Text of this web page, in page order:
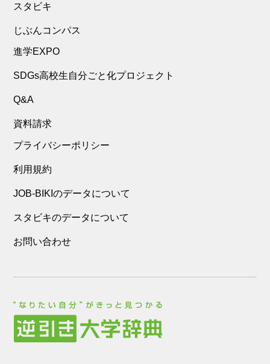
スタビキ
じぶんコンパス
進学EXPO
SDGs高校生自分ごと化プロジェクト
Q&A
資料請求
プライバシーポリシー
利用規約
JOB-BIKIのデータについて
スタビキのデータについて
お問い合わせ